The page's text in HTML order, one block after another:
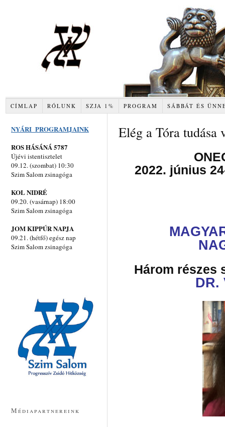
CÍMLAP RÓLUNK SZJA 1% PROGRAM SÁBBÁT ÉS
Elég a Tóra tudása
2022. június
Három részes
DR.
NYÁRI PROGRAMJAINK
ROS HÁSÁNÁ 5787
Újévi istentisztelet
09.12. (szombat) 10:30
Szim Salom zsinagóga
KOL NIDRÉ
09.20. (vasárnap) 18:00
Szim Salom zsinagóga
JOM KIPPÚR NAPJA
09.21. (hétfő) egész nap
Szim Salom zsinagóga
Médiapartnereink